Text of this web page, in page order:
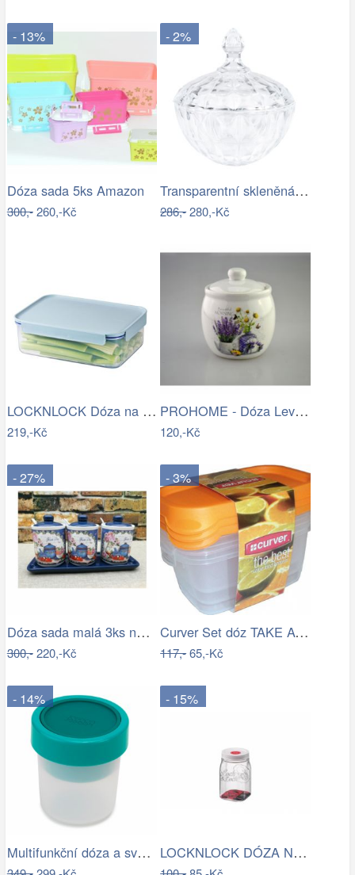
- 13%
Dóza sada 5ks Amazon
300,-260,-Kč
- 2%
Transparentní skleněná miska dóza na…
286,-280,-Kč
LOCKNLOCK Dóza na potraviny LOCK 2800ml…
219,-Kč
PROHOME - Dóza Levandule
120,-Kč
- 27%
Dóza sada malá 3ks na tácku FRESH TEA
300,-220,-Kč
- 3%
Curver Set dóz TAKE AWAY FOODK 3x0,5L -…
117,-65,-Kč
- 14%
Multifunkční dóza a svačinu Joseph…
- 15%
LOCKNLOCK DÓZA NA POTRAVINY LOCK S…